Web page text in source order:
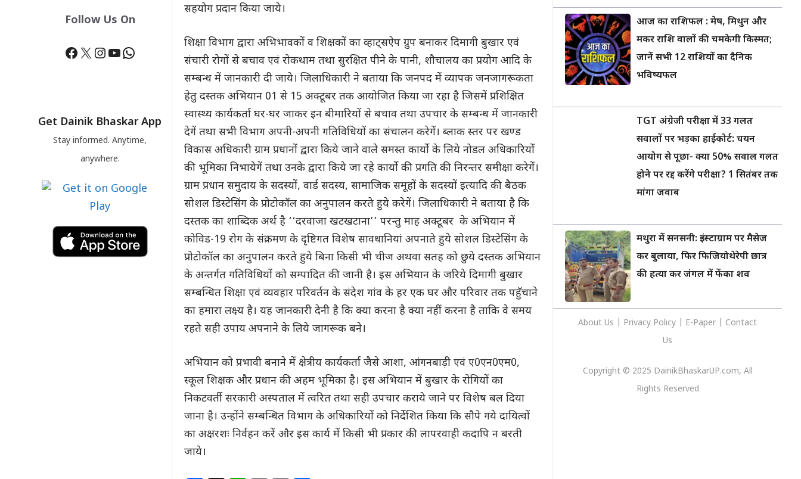
सहयोग प्रदान किया जाये।
शिक्षा विभाग द्वारा अभिभावकों व शिक्षकों का व्हाट्सऐप ग्रुप बनाकर दिमागी बुखार एवं
संचारी रोगों से बचाव एवं रोकथाम तथा सुरक्षित पीने के पानी, शौचालय का प्रयोग आदि के
सम्बन्ध में जानकारी दी जाये। जिलाधिकारी ने बताया कि जनपद में व्यापक जनजागरूकता
हेतु दस्तक अभियान 01 से 15 अक्टूबर तक आयोजित किया जा रहा है जिसमें प्रशिक्षित
स्वास्थ्य कार्यकर्ता घर-घर जाकर इन बीमारियों से बचाव तथा उपचार के सम्बन्ध में जानकारी
देगें तथा सभी विभाग अपनी-अपनी गतिविधियों का संचालन करेगें। ब्लाक स्तर पर खण्ड
विकास अधिकारी ग्राम प्रधानों द्वारा किये जाने वाले समस्त कार्यो के लिये नोडल अधिकारियों
की भूमिका निभायेगें तथा उनके द्वारा किये जा रहे कार्यो की प्रगति की निरन्तर समीक्षा करेगें।
ग्राम प्रधान समुदाय के सदस्यों, वार्ड सदस्य, सामाजिक समूहों के सदस्यों इत्यादि की बैठक
सोशल डिस्टेसिंग के प्रोटोकॉल का अनुपालन करते हुये करेगें। जिलाधिकारी ने बताया है कि
दस्तक का शाब्दिक अर्थ है ‘‘दरवाजा खटखटाना’’ परन्तु माह अक्टूबर के अभियान में
कोविड-19 रोग के संक्रमण के दृष्टिगत विशेष सावधानियां अपनाते हुये सोशल डिस्टेसिंग के
प्रोटोकॉल का अनुपालन करते हुये बिना किसी भी चीज अथवा सतह को छुये दस्तक अभियान
के अन्तर्गत गतिविधियों को सम्पादित की जानी है। इस अभियान के जरिये दिमागी बुखार
सम्बन्धित शिक्षा एवं व्यवहार परिवर्तन के संदेश गांव के हर एक घर और परिवार तक पहुॅचाने
का हमारा लक्ष्य है। यह जानकारी देनी है कि क्या करना है क्या नहीं करना है ताकि वे समय
रहते सही उपाय अपनाने के लिये जागरूक बने।
अभियान को प्रभावी बनाने में क्षेत्रीय कार्यकर्ता जैसे आशा, आंगनबाड़ी एवं ए0एन0एम0,
स्कूल शिक्षक और प्रधान की अहम भूमिका है। इस अभियान में बुखार के रोगियों का
निकटवर्ती सरकारी अस्पताल में त्वरित तथा सही उपचार कराये जाने पर विशेष बल दिया
जाना है। उन्होंने सम्बन्धित विभाग के अधिकारियों को निर्देशित किया कि सौपे गये दायित्वों
का अक्षरशः निर्वहन करें और इस कार्य में किसी भी प्रकार की लापरवाही कदापि न बरती
जाये।
Follow Us On
Facebook
X Instagram
YouTube
WhatsApp
Get Dainik Bhaskar App
Stay informed. Anytime,
anywhere.
आज का राशिफल : मेष, मिथुन और
मकर राशि वालों की चमकेगी किस्मत;
जानें सभी 12 राशियों का दैनिक
भविष्यफल
TGT अंग्रेजी परीक्षा में 33 गलत
सवालों पर भड़का हाईकोर्ट: चयन
आयोग से पूछा- क्या 50% सवाल गलत
होने पर रद्द करेंगे परीक्षा? 1 सितंबर तक
मांगा जवाब
मथुरा में सनसनी: इंस्टाग्राम पर मैसेज
कर बुलाया, फिर फिजियोथेरेपी छात्र
की हत्या कर जंगल में फेंका शव
About Us Privacy Policy E-Paper
Contact
Us
Copyright © 2025 DainikBhaskarUP.com, All
Rights Reserved